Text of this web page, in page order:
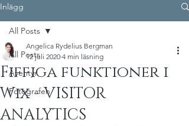
Inlägg
All Posts
Äventyr
Fotografen
All Posts
Fiffiga funktioner i
Wix - VISITOR
ANALYTICS
Angelica Rydelius Bergman
12 juli 2020 4 min läsning